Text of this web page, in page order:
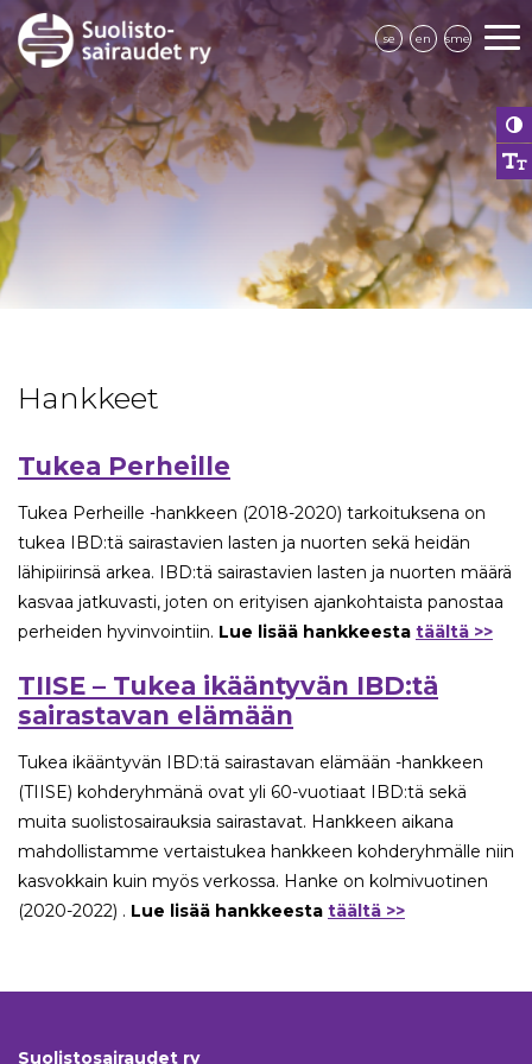
se en sme
Hankkeet
Tukea Perheille
Tukea Perheille -hankkeen (2018-2020) tarkoituksena on
tukea IBD:tä sairastavien lasten ja nuorten sekä heidän
lähipiirinsä arkea. IBD:tä sairastavien lasten ja nuorten määrä
kasvaa jatkuvasti, joten on erityisen ajankohtaista panostaa
perheiden hyvinvointiin. Lue lisää hankkeesta täältä >>
TIISE – Tukea ikääntyvän IBD:tä
sairastavan elämään
Tukea ikääntyvän IBD:tä sairastavan elämään -hankkeen
(TIISE) kohderyhmänä ovat yli 60-vuotiaat IBD:tä sekä
muita suolistosairauksia sairastavat. Hankkeen aikana
mahdollistamme vertaistukea hankkeen kohderyhmälle niin
kasvokkain kuin myös verkossa. Hanke on kolmivuotinen
(2020-2022) . Lue lisää hankkeesta täältä >>
Suolistosairaudet ry